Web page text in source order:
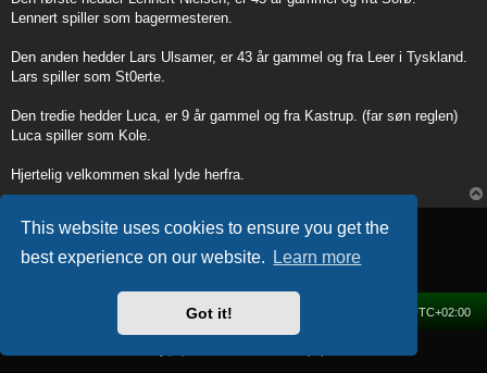
This website uses cookies to ensure you get the
best experience on our website.
Learn more
Got it!
Lennert spiller som bagermesteren.
Den anden hedder Lars Ulsamer, er 43 år gammel og fra Leer i Tyskland.
Lars spiller som St0erte.
Den tredie hedder Luca, er 9 år gammel og fra Kastrup. (far søn reglen)
Luca spiller som Kole.
Hjertelig velkommen skal lyde herfra.
Post Reply
UTC+02:00